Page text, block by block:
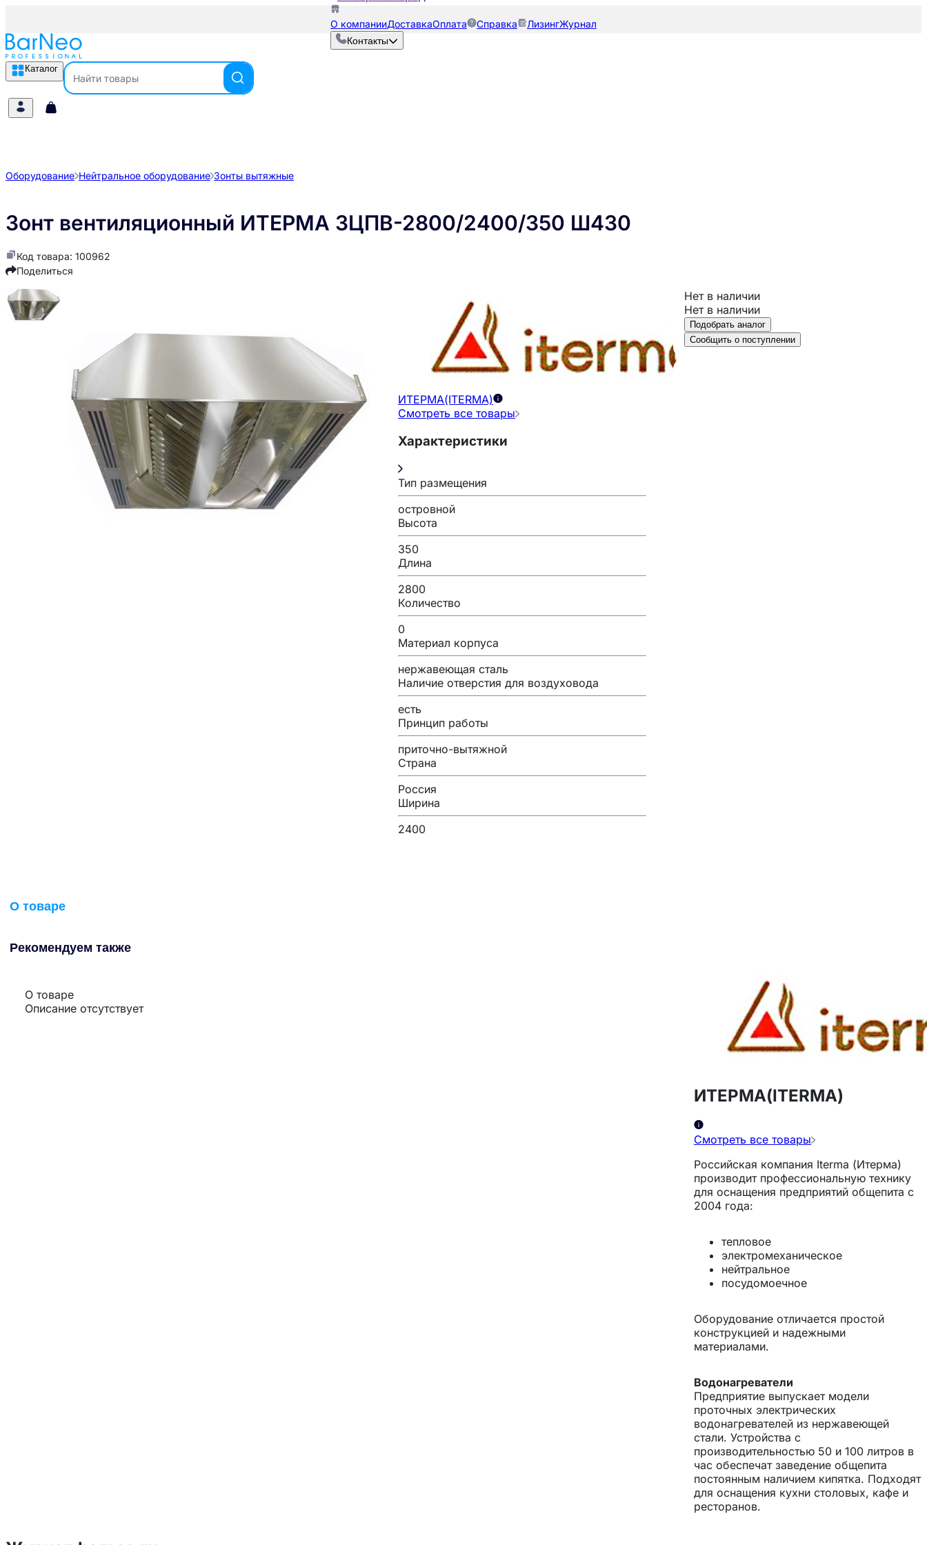
О компанииДоставкаОплата Справка ЛизингЖурнал
Контакты
Каталог
Оборудование Нейтральное оборудование Зонты вытяжные
Зонт вентиляционный ИТЕРМА ЗЦПВ-2800/2400/350 Ш430
Код товара: 100962
Поделиться
ИТЕРМА(ITERMA)
Смотреть все товары
Характеристики
Тип размещения
островной
Высота
350
Длина
2800
Количество
0
Материал корпуса
нержавеющая сталь
Наличие отверстия для воздуховода
есть
Принцип работы
приточно-вытяжной
Страна
Россия
Ширина
2400
Нет в наличии
Нет в наличии
Подобрать аналог
Сообщить о поступлении
О товаре
Рекомендуем также
О товаре
Описание отсутствует
ИТЕРМА(ITERMA)
Смотреть все товары
Российская компания Iterma (Итерма)
производит профессиональную технику
для оснащения предприятий общепита с
2004 года:
тепловое
электромеханическое
нейтральное
посудомоечное
Оборудование отличается простой
конструкцией и надежными
материалами.
Водонагреватели
Предприятие выпускает модели
проточных электрических
водонагревателей из нержавеющей
стали. Устройства с
производительностью 50 и 100 литров в
час обеспечат заведение общепита
постоянным наличием кипятка. Подходят
для оснащения кухни столовых, кафе и
ресторанов.